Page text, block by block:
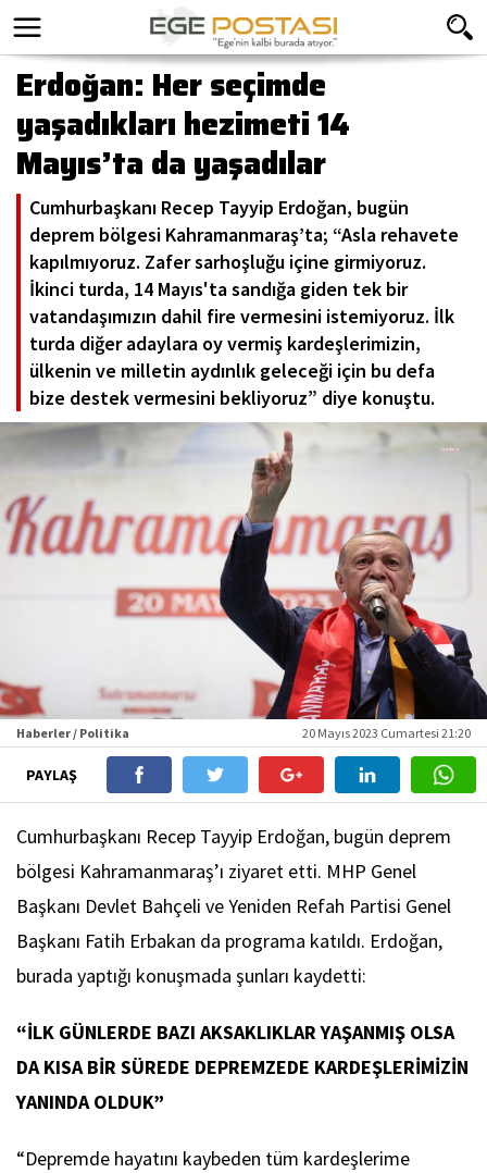
Erdoğan: Her seçimde
yaşadıkları hezimeti 14
Mayıs’ta da yaşadılar
Cumhurbaşkanı Recep Tayyip Erdoğan, bugün
deprem bölgesi Kahramanmaraş’ta; “Asla rehavete
kapılmıyoruz. Zafer sarhoşluğu içine girmiyoruz.
İkinci turda, 14 Mayıs'ta sandığa giden tek bir
vatandaşımızın dahil fire vermesini istemiyoruz. İlk
turda diğer adaylara oy vermiş kardeşlerimizin,
ülkenin ve milletin aydınlık geleceği için bu defa
bize destek vermesini bekliyoruz” diye konuştu.
Haberler / Politika 20 Mayıs 2023 Cumartesi 21:20
PAYLAŞ
Cumhurbaşkanı Recep Tayyip Erdoğan, bugün deprem
bölgesi Kahramanmaraş’ı ziyaret etti. MHP Genel
Başkanı Devlet Bahçeli ve Yeniden Refah Partisi Genel
Başkanı Fatih Erbakan da programa katıldı. Erdoğan,
burada yaptığı konuşmada şunları kaydetti:
“İLK GÜNLERDE BAZI AKSAKLIKLAR YAŞANMIŞ OLSA
DA KISA BİR SÜREDE DEPREMZEDE KARDEŞLERİMİZİN
YANINDA OLDUK”
“Depremde hayatını kaybeden tüm kardeşlerime